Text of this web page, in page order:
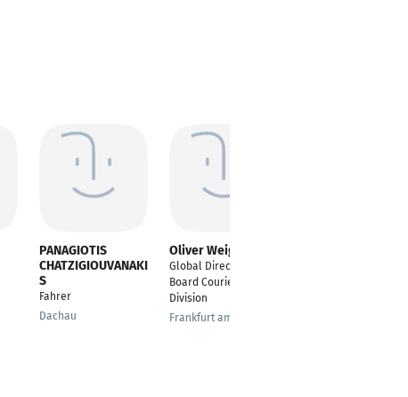
PANAGIOTIS
CHATZIGIOUVANAKI
S
Fahrer
Dachau
Oliver Weigelt
Global Director - On
Board Courier
Division
Frankfurt am Main